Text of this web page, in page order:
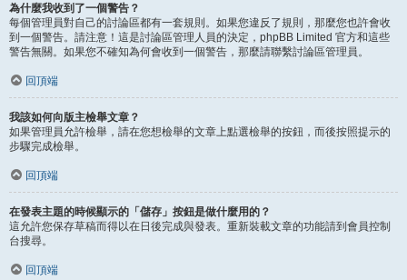
為什麼我收到了一個警告？
每個管理員對自己的討論區都有一套規則。如果您違反了規則，那麼您也許會收
到一個警告。請注意！這是討論區管理人員的決定，phpBB Limited 官方和這些
警告無關。如果您不確知為何會收到一個警告，那麼請聯繫討論區管理員。
回頂端
我該如何向版主檢舉文章？
如果管理員允許檢舉，請在您想檢舉的文章上點選檢舉的按鈕，而後按照提示的
步驟完成檢舉。
回頂端
在發表主題的時候顯示的「儲存」按鈕是做什麼用的？
這允許您保存草稿而得以在日後完成與發表。重新裝載文章的功能請到會員控制
台搜尋。
回頂端